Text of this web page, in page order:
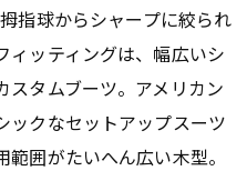
指球からシャープに絞られ
ィッティングは、幅広いシ
スタムブーツ。アメリカン
ックなセットアップスーツ
囲がたいへん広い木型。